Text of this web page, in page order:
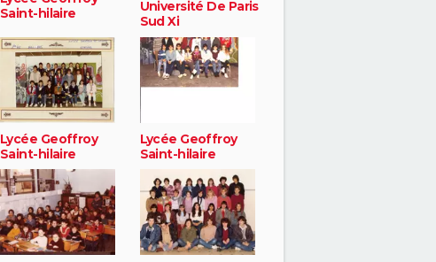
Saint-hilaire
Université De Paris
Sud Xi
Lycée Geoffroy
Saint-hilaire
Lycée Geoffroy
Saint-hilaire